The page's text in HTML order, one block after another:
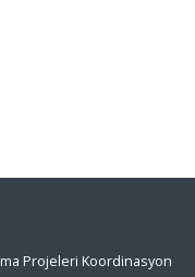
Projeleri Koordinasyon